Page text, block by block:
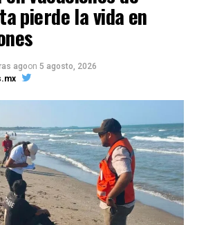
ESTA INFORMACIÓN
ESTA INFORMACIÓN
pierde la vida en
agoon 5 agosto, 2026